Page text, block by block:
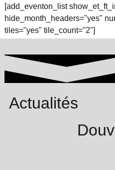
[add_eventon_list
hide_month_headers="yes"
tiles="yes" tile_count="2"]
Actualités